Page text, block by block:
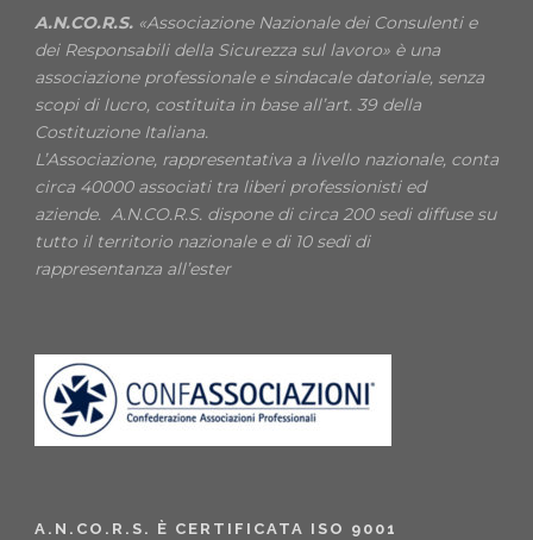
A.N.CO.R.S. «Associazione Nazionale dei Consulenti e
dei Responsabili della Sicurezza sul lavoro» è una
associazione professionale e sindacale datoriale, senza
scopi di lucro, costituita in base all’art. 39 della
Costituzione Italiana.
L’Associazione, rappresentativa a livello nazionale, conta
circa 40000 associati tra liberi professionisti ed
aziende. A.N.CO.R.S. dispone di circa 200 sedi diffuse su
tutto il territorio nazionale e di 10 sedi di
rappresentanza all’ester
A.N.CO.R.S. È CERTIFICATA ISO 9001